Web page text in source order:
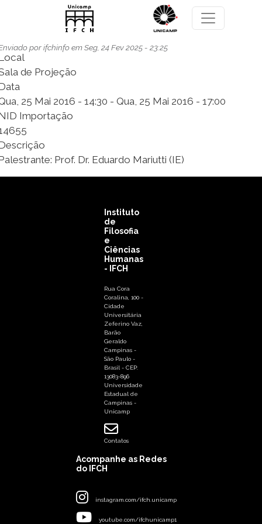
Pular para o conteúdo principal
porifchinfoemSeg, 24 Fev 2025 - 23:25
de Projeção
25 Mai 2016 - 14:30 - Qua, 25 Mai 2016 - 17:00
Importação
Prof. Dr. Eduardo Mariutti (IE)
Instituto
de
Filosofia
e
Ciências
Humanas
- IFCH
Rua Cora
Coralina, 100 -
Cidade
Universitária
Zeferino Vaz,
Barão
Geraldo
Campinas -
São Paulo -
Brasil - CEP:
13083-896
Universidade
Estadual de
Campinas -
Unicamp
Contatos
Acompanhe as Redes
do IFCH
instagram.com/ifch.unicamp
youtube.com/ifchunicamp1